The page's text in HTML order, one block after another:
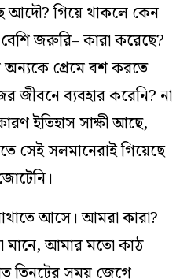
আদৌ? গিয়ে থাকলে কেন
জরুরি– কারা করেছে?
অন্যকে প্রেমে বশ কর‍তে
জীবনে ব্যবহার করেনি? না
ইতিহাস সাক্ষী আছে,
সেই সলমানেরাই গিয়েছে
আসে। আমরা কারা?
মানে, আমার মতো কাঠ
তিনটের সময় জেগে